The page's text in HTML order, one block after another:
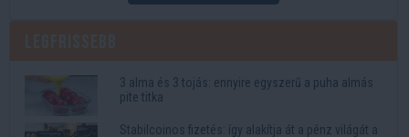
3 alma és 3 tojás: ennyire egyszerű a puha almás
pite titka
Stabilcoinos fizetés: így alakítja át a pénz világát a